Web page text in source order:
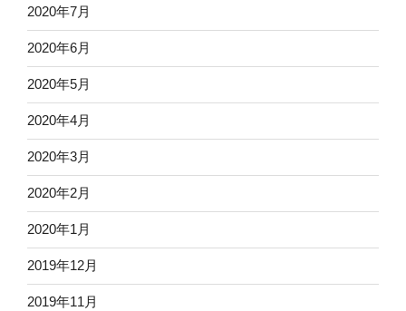
2020年7月
2020年6月
2020年5月
2020年4月
2020年3月
2020年2月
2020年1月
2019年12月
2019年11月